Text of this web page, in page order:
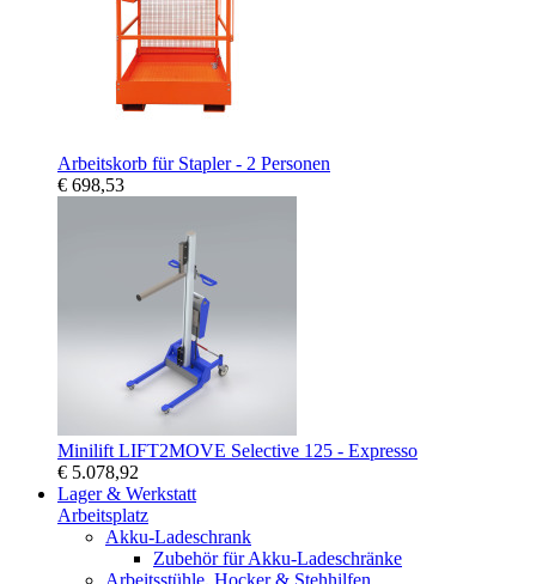
Arbeitskorb für Stapler - 2 Personen
€ 698,53
Minilift LIFT2MOVE Selective 125 - Expresso
€ 5.078,92
Lager & Werkstatt
Arbeitsplatz
Akku-Ladeschrank
Zubehör für Akku-Ladeschränke
Arbeitsstühle, Hocker & Stehhilfen